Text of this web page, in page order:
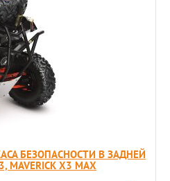
БЕЗОПАСНОСТИ В ЗАДНЕЙ
MAVERICK X3 MAX